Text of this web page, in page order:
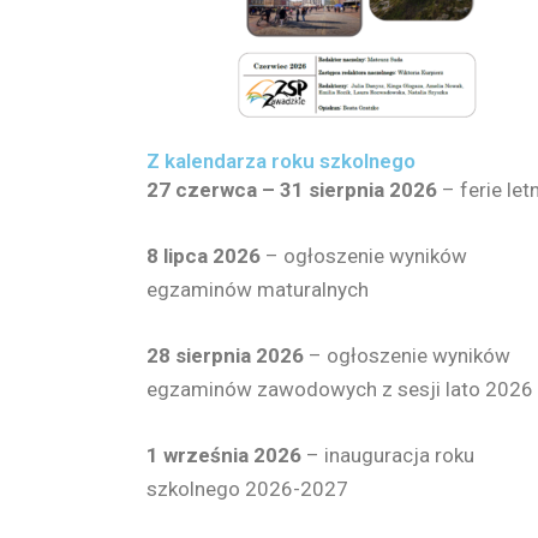
Z kalendarza roku szkolnego
27 czerwca – 31 sierpnia 2026 – ferie
8 lipca 2026 – ogłoszenie wyników
egzaminów maturalnych
28 sierpnia 2026 – ogłoszenie wyników
egzaminów zawodowych z sesji lato 2026
1 września 2026 – inauguracja roku
szkolnego 2026-2027